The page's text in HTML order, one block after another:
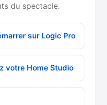
du spectacle.
sur Logic Pro
votre Home Studio